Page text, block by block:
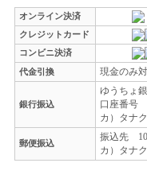
オンライン決済
クレジットカード
コンビニ決済
代金引換
現金のみ
銀行振込
ゆうちょ
口座番号
カ）タナ
郵便振込
振込先
カ）タナ